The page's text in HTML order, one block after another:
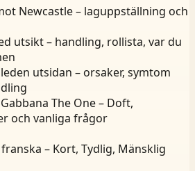
Newcastle – laguppställning och
utsikt – handling, rollista, var du
utsidan – orsaker, symtom
The One – Doft,
och vanliga frågor
– Kort, Tydlig, Mänsklig